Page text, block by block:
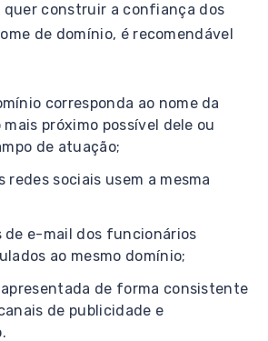
quer construir a confiança dos
de domínio, é recomendável
corresponda ao nome da
mais próximo possível dele ou
de atuação;
redes sociais usem a mesma
de e-mail dos funcionários
ao mesmo domínio;
de forma consistente
de publicidade e